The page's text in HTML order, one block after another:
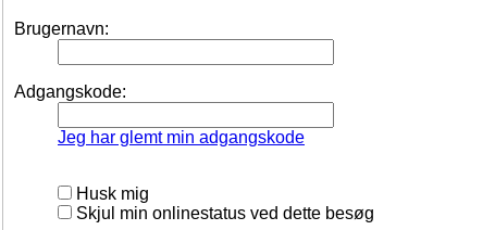
Brugernavn:
Adgangskode:
Jeg har glemt min adgangskode
Husk mig
Skjul min onlinestatus ved dette besøg